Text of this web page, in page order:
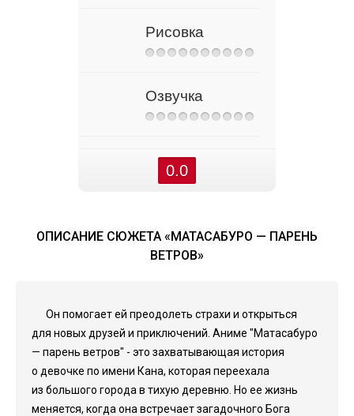
Рисовка
Озвучка
0.0
ОПИСАНИЕ СЮЖЕТА «МАТАСАБУРО — ПАРЕНЬ
ВЕТРОВ»
Он помогает ей преодолеть страхи и открыться
для новых друзей и приключений. Аниме "Матасабуро
— парень ветров" - это захватывающая история
о девочке по имени Кана, которая переехала
из большого города в тихую деревню. Но ее жизнь
меняется, когда она встречает загадочного Бога